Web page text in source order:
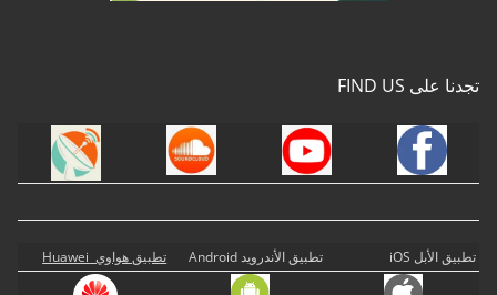
تجدنا على FIND US
تطبيق الأبل iOS تطبيق الأندرويد Android تطبيق هواوي Huawei